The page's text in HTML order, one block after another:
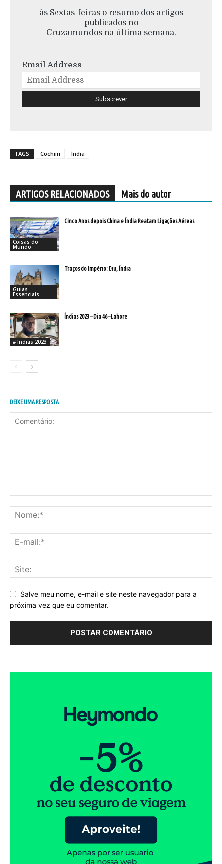
às Sextas-feiras o resumo dos artigos
publicados no
Cruzamundos na última semana.
Email Address
TAGS Cochim Índia
ARTIGOS RELACIONADOS Mais do autor
Coisas do
Mundo
Cinco Anos depois China e Índia Reatam Ligações Aéreas
Guias
Essenciais
Traços do Império: Diu, Índia
# Índias 2023
Índias 2023 – Dia 46 – Lahore
DEIXE UMA RESPOSTA
Salve meu nome, e-mail e site neste navegador para a
próxima vez que eu comentar.